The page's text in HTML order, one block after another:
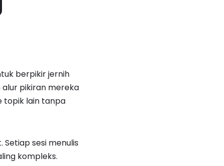
berpikir jernih
pikiran mereka
topik lain tanpa
sesi menulis
kompleks.